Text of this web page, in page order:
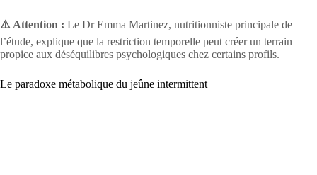
⚠️ Attention : Le Dr Emma Martinez, nutritionniste principale de
l’étude, explique que la restriction temporelle peut créer un terrain
propice aux déséquilibres psychologiques chez certains profils.
Le paradoxe métabolique du jeûne intermittent